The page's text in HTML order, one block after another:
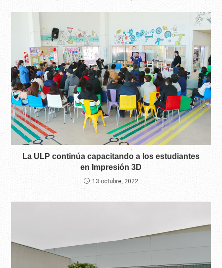
La ULP continúa capacitando a los estudiantes
en Impresión 3D
13 octubre, 2022